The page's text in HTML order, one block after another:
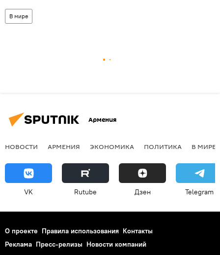
В мире
Армения
НОВОСТИ АРМЕНИЯ ЭКОНОМИКА ПОЛИТИКА В МИРЕ
VK Rutube Дзен Telegram
О проекте Правила использования Контакты
Реклама Пресс-релизы Новости компаний